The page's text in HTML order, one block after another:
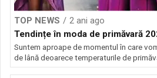
TOP NEWS
2 ani ago
Tendințe în moda de primăvară
Suntem aproape de momentul în care
de lână deoarece temperaturile de